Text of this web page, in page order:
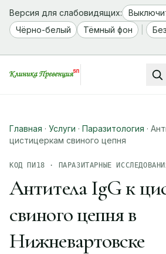
Версия для слабовидящих:
Чёрно-белый
Тёмный фон
Главная · Услуги · Паразитология ·
цистицеркам свиного цепня
КОД ПИ18 · ПАРАЗИТАРНЫЕ
Антитела IgG к
свиного цепня в
Нижневартовске